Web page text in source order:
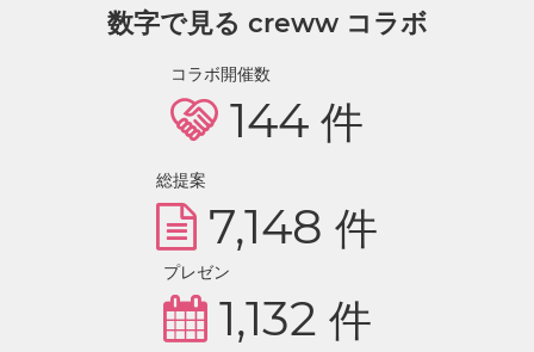
数字で見る creww コラボ
コラボ開催数
144 件
総提案
7,148 件
プレゼン
1,132 件